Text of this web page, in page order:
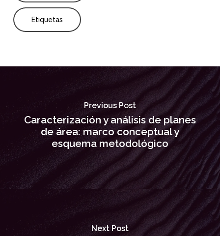
Etiquetas
Previous Post
Caracterización y análisis de planes
de área: marco conceptual y
esquema metodológico
Next Post